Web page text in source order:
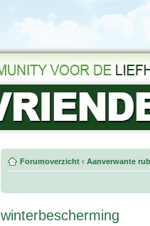
Forumoverzicht ‹ Aanverwante
winterbescherming